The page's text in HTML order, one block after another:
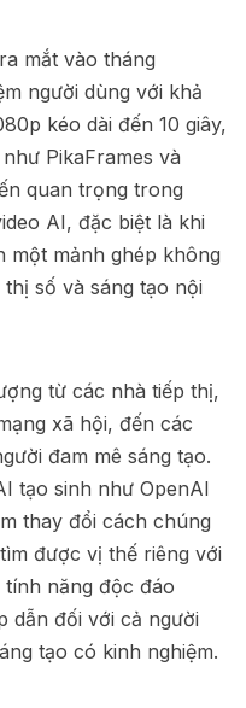
mắt vào tháng
người dùng với khả
kéo dài đến 10 giây,
PikaFrames và
quan trọng trong
AI, đặc biệt là khi
một mảnh ghép không
số và sáng tạo nội
từ các nhà tiếp thị,
xã hội, đến các
đam mê sáng tạo.
tạo sinh như OpenAI
thay đổi cách chúng
được vị thế riêng với
tính năng độc đáo
dẫn đối với cả người
tạo có kinh nghiệm.